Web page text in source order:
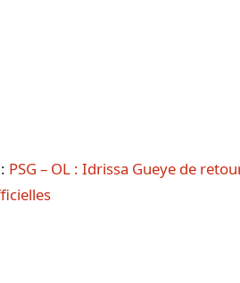
PSG – OL : Idrissa Gueye de